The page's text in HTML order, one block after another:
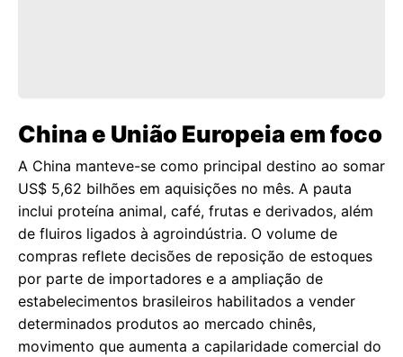
China e União Europeia em foco
A China manteve-se como principal destino ao somar
US$ 5,62 bilhões em aquisições no mês. A pauta
inclui proteína animal, café, frutas e derivados, além
de fluiros ligados à agroindústria. O volume de
compras reflete decisões de reposição de estoques
por parte de importadores e a ampliação de
estabelecimentos brasileiros habilitados a vender
determinados produtos ao mercado chinês,
movimento que aumenta a capilaridade comercial do